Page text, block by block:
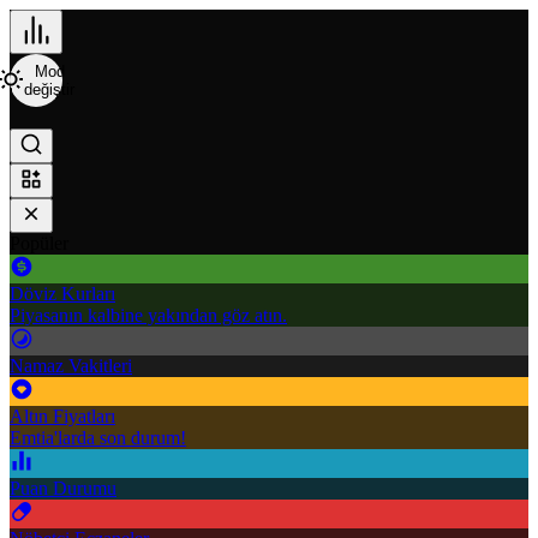
Mod
değiştir
Döviz Kurları
Piyasanın kalbine yakından göz atın.
Namaz Vakitleri
Altın Fiyatları
Emtia'larda son durum!
Puan Durumu